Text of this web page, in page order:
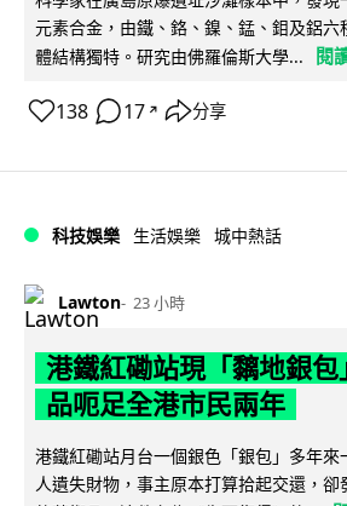
元素合金，由鐵、鉻、鎳、錳、鉬及鋁六
體結構獨特。研究由佛羅倫斯大學...
閱
138 17 ↗ 分享
科技娛樂 生活娛樂 城中熱話
Lawton 23 小時
港鐵紅磡站現「黐地銀包
品呃足全港市民兩年
港鐵紅磡站月台一個銀色「銀包」多年來
人遺失財物，事主原本打算拾起交還，卻